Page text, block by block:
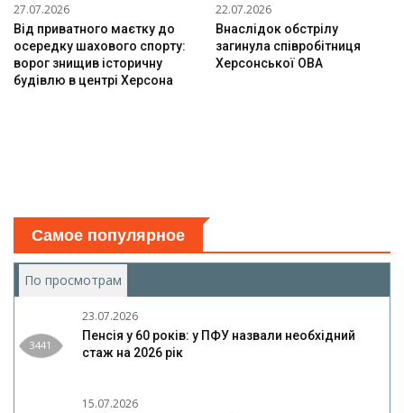
27.07.2026
Від приватного маєтку до
осередку шахового спорту:
ворог знищив історичну
будівлю в центрі Херсона
22.07.2026
Внаслідок обстрілу
загинула співробітниця
Херсонської ОВА
Самое популярное
По просмотрам
3441
23.07.2026
Пенсія у 60 років: у ПФУ назвали необхідний
стаж на 2026 рік
15.07.2026